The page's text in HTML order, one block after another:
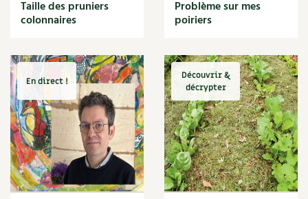
Cuisine saine
Décoration
DIY
Eau
Énergie
Enfants
Expérimentation
Fleur
Jardin bio
Légumes
Légumineuse
Taille des pruniers
colonnaires
Problème sur mes
poiriers
En direct !
Découvrir &
décrypter